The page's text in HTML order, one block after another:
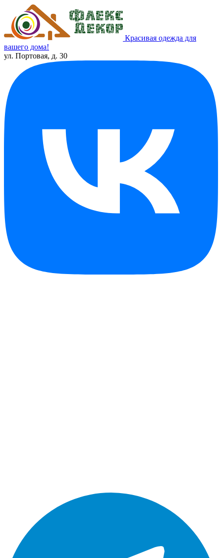
Красивая одежда для
вашего дома!
ул. Портовая, д. 30